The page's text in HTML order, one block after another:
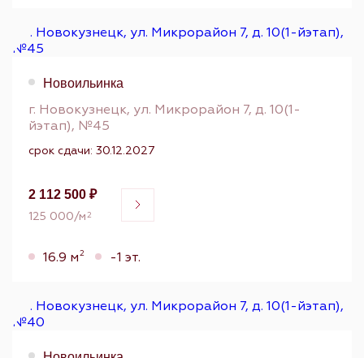
Новоильинка
г. Новокузнецк, ул. Микрорайон 7, д. 10(1-
йэтап), №45
срок сдачи: 30.12.2027
2 112 500 ₽
125 000/м2
16.9 м2 -1 эт.